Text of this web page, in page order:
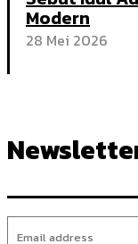
Modern
28 Mei 2026